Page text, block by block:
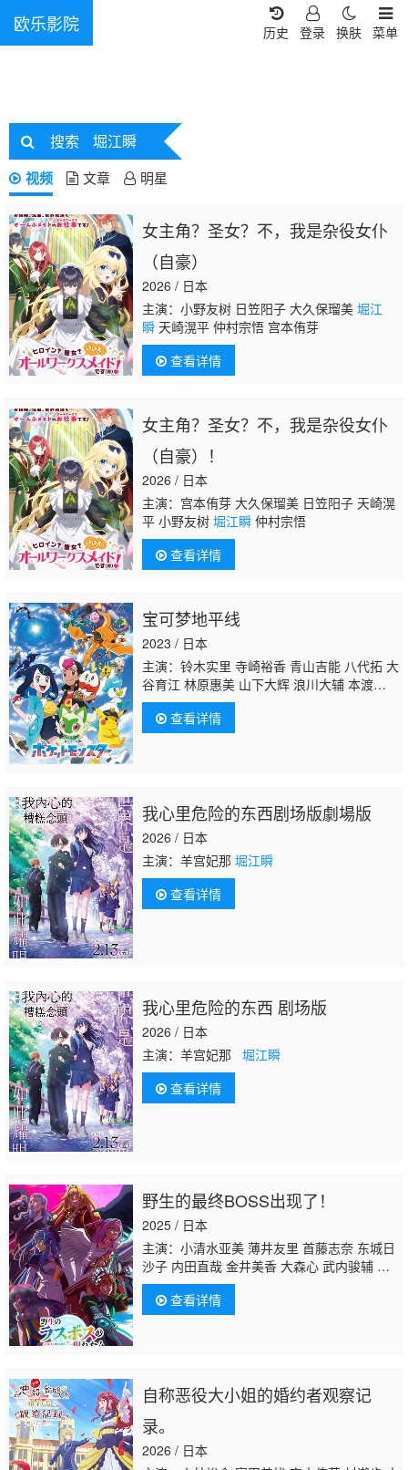
欧乐影院 菜单
换肤
登录
历史
搜索 堀江瞬
视频 文章 明星
女主角？圣女？不，我是杂役女仆
（自豪）
2026 / 日本
主演：小野友树 日笠阳子 大久保瑠美 堀江
瞬天崎滉平 仲村宗悟 宫本侑芽
查看详情
女主角？圣女？不，我是杂役女仆
（自豪）！
2026 / 日本
主演：宫本侑芽 大久保瑠美 日笠阳子 天崎滉
平 小野友树 堀江瞬仲村宗悟
查看详情
宝可梦地平线
2023 / 日本
主演：铃木实里 寺崎裕香 青山吉能 八代拓 大
谷育江 林原惠美 山下大辉 浪川大辅 本渡
枫 喜多村英梨 佐仓绫音 三宅健太 真堂圭 塾
一久 田边幸辅 志田有彩
查看详情
我心里危险的东西剧场版劇場版
2026 / 日本
主演：羊宫妃那 堀江瞬
查看详情
我心里危险的东西 剧场版
2026 / 日本
主演：羊宫妃那 堀江瞬
查看详情
野生的最终BOSS出现了！
2025 / 日本
主演：小清水亚美 薄井友里 首藤志奈 东城日
沙子 内田直哉 金井美香 大森心 武内骏辅 前
野智昭 平川大辅 明坂聪美 速水奖 入野自
由 松冈祯丞堀江瞬
查看详情
自称恶役大小姐的婚约者观察记
录。
2026 / 日本